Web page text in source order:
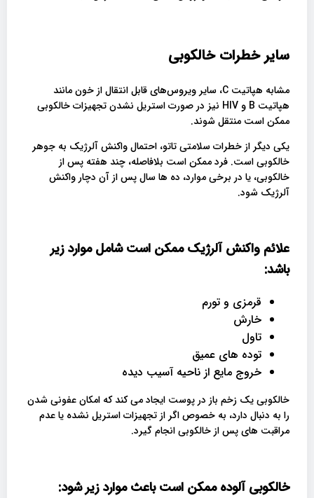
سایر خطرات خالکوبی
مشابه هپاتیت C، سایر ویروس‌های قابل انتقال از خون مانند
هپاتیت B و HIV نیز در صورت استریل نشدن تجهیزات خالکوبی
ممکن است منتقل شوند.
یکی دیگر از خطرات سلامتی تاتو، احتمال واکنش آلرژیک به جوهر
خالکوبی است. فرد ممکن است بلافاصله، چند هفته پس از
خالکوبی، یا در برخی موارد، ده ها سال پس از آن دچار واکنش
آلرژیک شود.
علائم واکنش آلرژیک ممکن است شامل موارد زیر
باشد:
قرمزی و تورم
خارش
تاول
توده های عمیق
خروج مایع از ناحیه آسیب دیده
خالکوبی یک زخم باز در پوست ایجاد می کند که امکان عفونی شدن
را به دنبال دارد، به خصوص اگر از تجهیزات استریل نشده یا عدم
مراقبت های پس از خالکوبی انجام گیرد.
خالکوبی آلوده ممکن است باعث موارد زیر شود: